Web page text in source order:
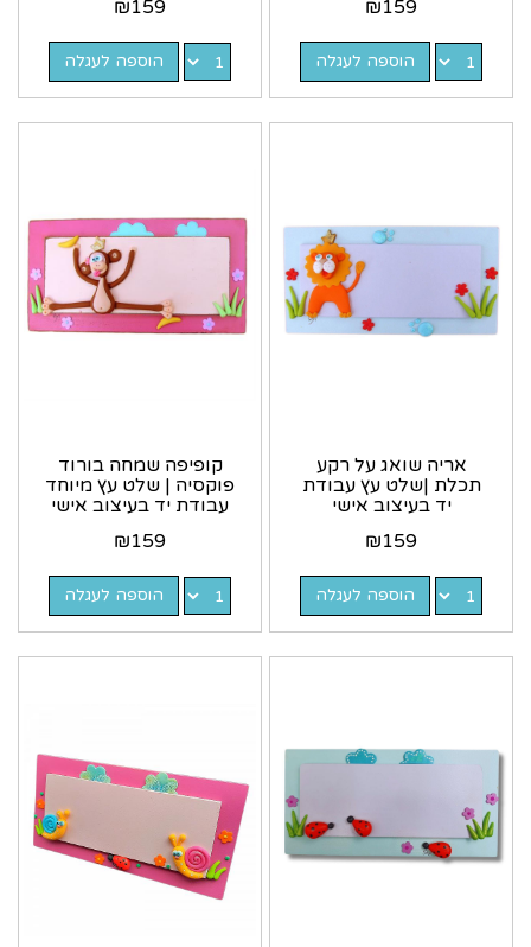
₪159
הוספה לעגלה
₪159
הוספה לעגלה
אריה שואג על רקע
תכלת |שלט עץ עבודת
יד בעיצוב אישי
₪159
הוספה לעגלה
קופיפה שמחה בורוד
פוקסיה | שלט עץ מיוחד
עבודת יד בעיצוב אישי
₪159
הוספה לעגלה